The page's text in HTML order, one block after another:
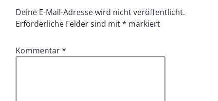
Deine E-Mail-Adresse wird nicht veröffentlicht.
Erforderliche Felder sind mit* markiert
Kommentar*